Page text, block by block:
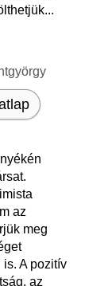
az
meg
A pozitív
az